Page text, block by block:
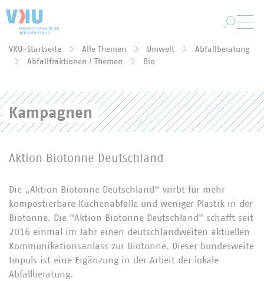
Sie befinden sich hier:
VKU-Startseite Alle Themen Umwelt
Abfallberatung
Abfallfraktionen / Themen
Bio
Kampagnen
Aktion Biotonne Deutschland
Die „Aktion Biotonne Deutschland“ wirbt für mehr
kompostierbare Küchenabfälle und weniger Plastik in der
Biotonne. Die "Aktion Biotonne Deutschland" schafft seit
2016 einmal im Jahr einen deutschlandweiten aktuellen
Kommunikationsanlass zur Biotonne. Dieser bundesweite
Impuls ist eine Ergänzung in der Arbeit der lokale
Abfallberatung.